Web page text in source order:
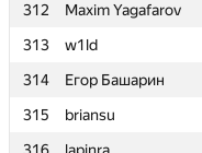
312
Maxim Yagafarov
313
w1ld
314
Егор Башарин
315
briansu
312
Maxim Yagafarov
313
w1ld
314
Егор Башарин
315
briansu